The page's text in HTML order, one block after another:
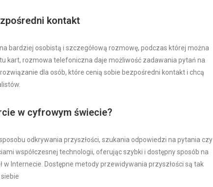
kontakt
bardziej osobistą i szczegółową rozmowę, podczas której można
kart, rozmowa telefoniczna daje możliwość zadawania pytań na
dla osób, które cenią sobie bezpośredni kontakt i chcą
w cyfrowym świecie?
odkrywania przyszłości, szukania odpowiedzi na pytania czy
współczesnej technologii, oferując szybki i dostępny sposób na
w Internecie. Dostępne metody przewidywania przyszłości są tak